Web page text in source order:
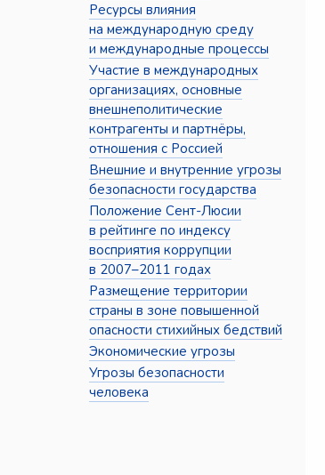
Ресурсы влияния
на международную среду
и международные процессы
Участие в международных
организациях, основные
внешнеполитические
контрагенты и партнёры,
отношения с Россией
Внешние и внутренние угрозы
безопасности государства
Положение Сент-Люсии
в рейтинге по индексу
восприятия коррупции
в 2007–2011 годах
Размещение территории
страны в зоне повышенной
опасности стихийных бедствий
Экономические угрозы
Угрозы безопасности
человека